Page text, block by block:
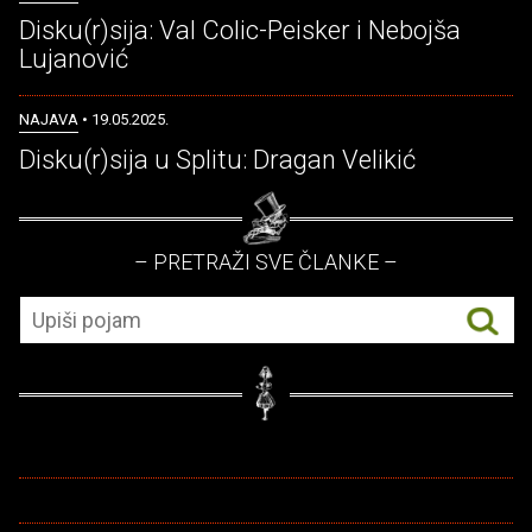
Disku(r)sija: Val Colic-Peisker i Nebojša
Lujanović
NAJAVA • 19.05.2025.
Disku(r)sija u Splitu: Dragan Velikić
– PRETRAŽI SVE ČLANKE –